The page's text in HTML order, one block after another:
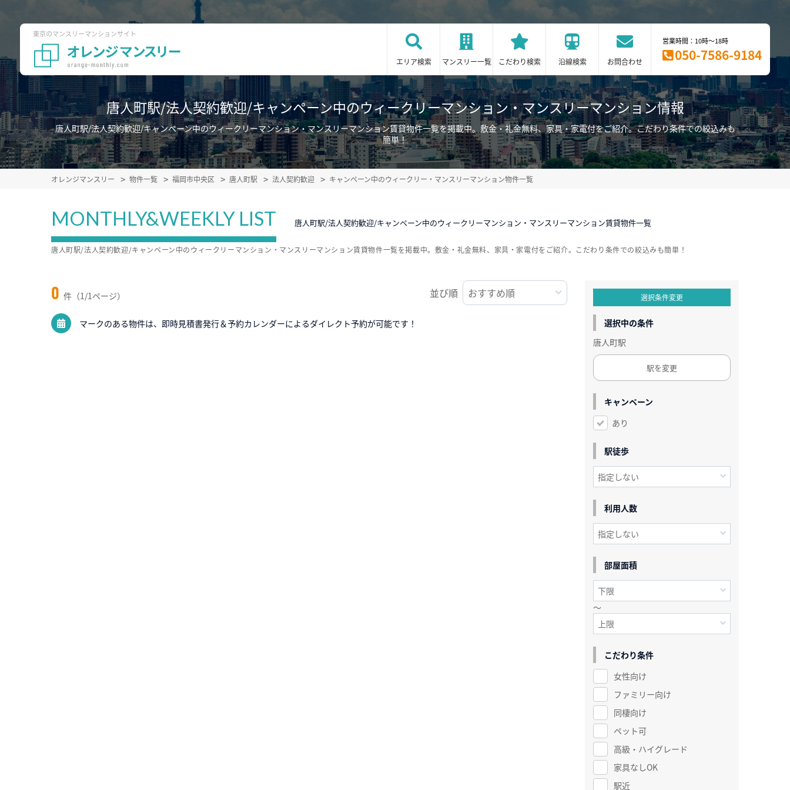
東京のマンスリーマンションサイト
エリア検索 マンスリー一覧 こだわり検索 沿線検索 お問合わせ
営業時間：10時～18時
050-7586-9184
唐人町駅/法人契約歓迎/キャンペーン中のウィークリーマンション・マンスリーマンション情報
唐人町駅/法人契約歓迎/キャンペーン中のウィークリーマンション・マンスリーマンション賃貸物件一覧を掲載中。敷金・礼金無料、家具・家電付をご紹介。こだわり条件での絞込みも
簡単！
オレンジマンスリー 物件一覧 福岡市中央区 唐人町駅 法人契約歓迎 キャンペーン中のウィークリー・マンスリーマンション物件一覧
MONTHLY&WEEKLY LIST 唐人町駅/法人契約歓迎/キャンペーン中のウィークリーマンション・マンスリーマンション賃貸物件一覧
0 件（1/1ページ） 並び順
マークのある物件は、即時見積書発行＆予約カレンダーによるダイレクト予約が可能です！
唐人町駅/法人契約歓迎/キャンペーン中のウィークリーマンション・マンスリーマンション賃貸物件一覧を掲載中。敷金・礼金無料、家具・家電付をご紹介。こだわり条件での絞込みも簡単！
選択条件変更
選択中の条件
唐人町駅
駅を変更
キャンペーン
あり
駅徒歩
利用人数
部屋面積
～
こだわり条件
女性向け
ファミリー向け
同棲向け
ペット可
高級・ハイグレード
家具なしOK
駅近